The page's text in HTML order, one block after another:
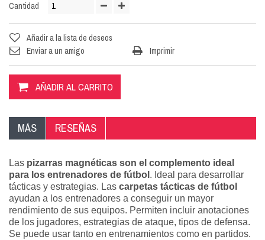
Cantidad
Añadir a la lista de deseos
Enviar a un amigo
Imprimir
AÑADIR AL CARRITO
MÁS RESEÑAS
Las pizarras magnéticas son el complemento ideal
para los entrenadores de fútbol . Ideal para desarrollar
tácticas y estrategias. Las carpetas tácticas de fútbol
ayudan a los entrenadores a conseguir un mayor
rendimiento de sus equipos. Permiten incluir anotaciones
de los jugadores, estrategias de ataque, tipos de defensa.
Se puede usar tanto en entrenamientos como en partidos.